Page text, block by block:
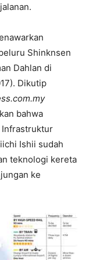
Shinknsen
Dahlan di
Dikutip
bahwa
Infrastruktur
Ishii sudah
teknologi kereta
ke